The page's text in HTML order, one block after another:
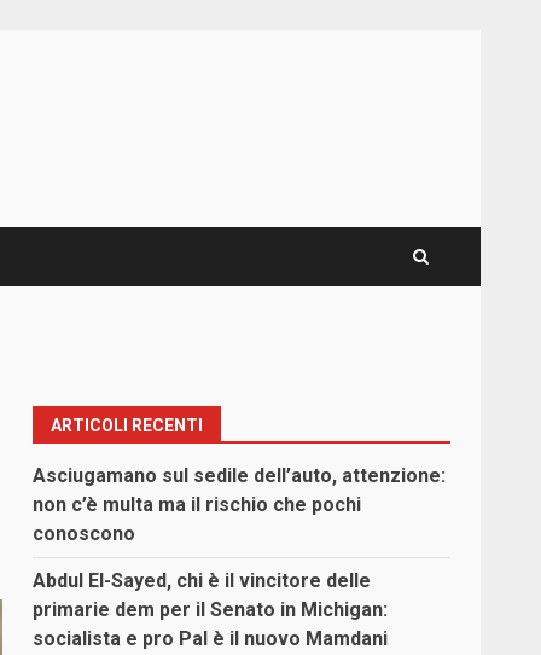
ARTICOLI RECENTI
Asciugamano sul sedile dell’auto, attenzione:
non c’è multa ma il rischio che pochi
conoscono
Abdul El-Sayed, chi è il vincitore delle
primarie dem per il Senato in Michigan:
socialista e pro Pal è il nuovo Mamdani